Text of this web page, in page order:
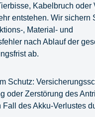
Kabelbruch oder
entstehen. Wir sichern
, Material- und
nach Ablauf der
ab.
Schutz:
oder Zerstörung des
Fall des Akku-Verlustes